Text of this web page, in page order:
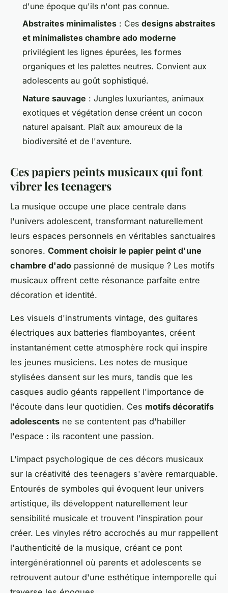
d'une époque qu'ils n'ont pas connue.
Abstraites minimalistes : Ces designs abstraites
et minimalistes chambre ado moderne
privilégient les lignes épurées, les formes
organiques et les palettes neutres. Convient aux
adolescents au goût sophistiqué.
Nature sauvage : Jungles luxuriantes, animaux
exotiques et végétation dense créent un cocon
naturel apaisant. Plaît aux amoureux de la
biodiversité et de l'aventure.
Ces papiers peints musicaux qui font
vibrer les teenagers
La musique occupe une place centrale dans
l'univers adolescent, transformant naturellement
leurs espaces personnels en véritables sanctuaires
sonores. Comment choisir le papier peint d'une
chambre d'ado passionné de musique ? Les motifs
musicaux offrent cette résonance parfaite entre
décoration et identité.
Les visuels d'instruments vintage, des guitares
électriques aux batteries flamboyantes, créent
instantanément cette atmosphère rock qui inspire
les jeunes musiciens. Les notes de musique
stylisées dansent sur les murs, tandis que les
casques audio géants rappellent l'importance de
l'écoute dans leur quotidien. Ces motifs décoratifs
adolescents ne se contentent pas d'habiller
l'espace : ils racontent une passion.
L'impact psychologique de ces décors musicaux
sur la créativité des teenagers s'avère remarquable.
Entourés de symboles qui évoquent leur univers
artistique, ils développent naturellement leur
sensibilité musicale et trouvent l'inspiration pour
créer. Les vinyles rétro accrochés au mur rappellent
l'authenticité de la musique, créant ce pont
intergénérationnel où parents et adolescents se
retrouvent autour d'une esthétique intemporelle qui